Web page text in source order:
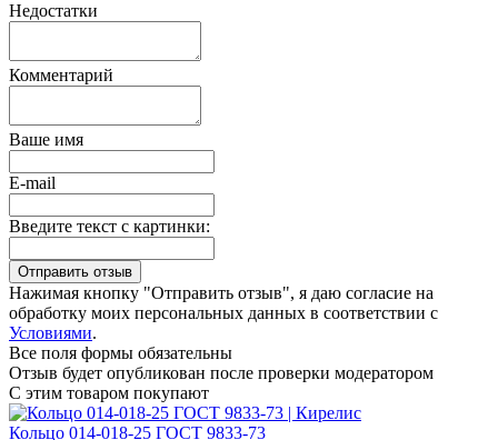
Недостатки
Комментарий
Ваше имя
E-mail
Введите текст с картинки:
Нажимая кнопку "Отправить отзыв", я даю согласие на
обработку моих персональных данных в соответствии с
Условиями.
Все поля формы обязательны
Отзыв будет опубликован после проверки модератором
С этим товаром покупают
Кольцо 014-018-25 ГОСТ 9833-73